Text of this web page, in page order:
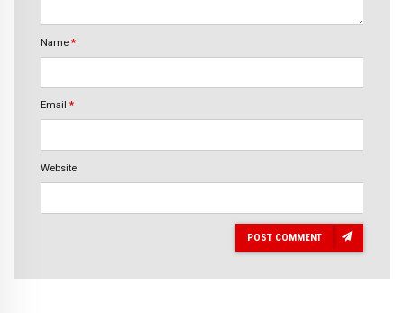
Name *
Email *
Website
POST COMMENT